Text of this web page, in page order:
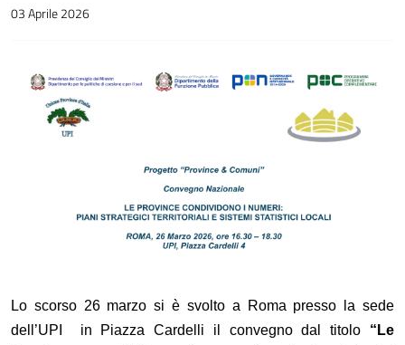
03 Aprile 2026
Lo scorso 26 marzo si è svolto a Roma presso la sede
dell’UPI in Piazza Cardelli il convegno dal titolo “Le